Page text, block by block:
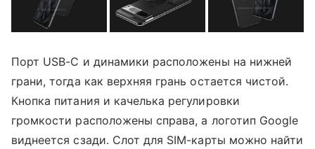
Порт USB-C и динамики расположены на нижней
грани, тогда как верхняя грань остается чистой.
Кнопка питания и качелька регулировки
громкости расположены справа, а логотип Google
виднеется сзади. Слот для SIM-карты можно найти